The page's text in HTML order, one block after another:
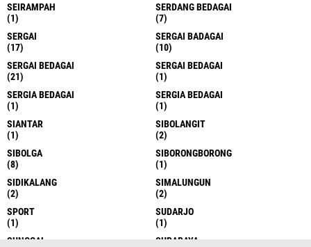
SEIRAMPAH
(1)
SERDANG BEDAGAI
(7)
SERGAI
(17)
SERGAI BADAGAI
(10)
SERGAI BEDAGAI
(21)
SERGAI BEDAGAI
(1)
SERGIA BEDAGAI
(1)
SERGIA BEDAGAI
(1)
SIANTAR
(1)
SIBOLANGIT
(2)
SIBOLGA
(8)
SIBORONGBORONG
(1)
SIDIKALANG
(2)
SIMALUNGUN
(2)
SPORT
(1)
SUDARJO
(1)
SUNGGAL
SURABAYA